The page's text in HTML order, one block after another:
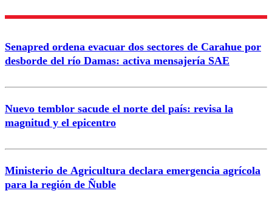
Enviar comentario
Senapred ordena evacuar dos sectores de Carahue por
desborde del río Damas: activa mensajería SAE
Nuevo temblor sacude el norte del país: revisa la
magnitud y el epicentro
Ministerio de Agricultura declara emergencia agrícola
para la región de Ñuble